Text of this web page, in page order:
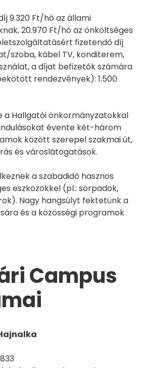
9.320 Ft/hó az állami
20.970 Ft/hó az önköltséges
fizetendő díj
szoba, kábel TV, konditerem,
a díjat befizetők számára
rendezvények): 1.500
a Hallgatói önkormányzatokkal
évente két-három
között szerepel szakmai út,
és városlátogatások.
a szabadidő hasznos
eszközökkel (pl.: sörpadok,
Nagy hangsúlyt fektetünk a
és a közösségi programok
Campus